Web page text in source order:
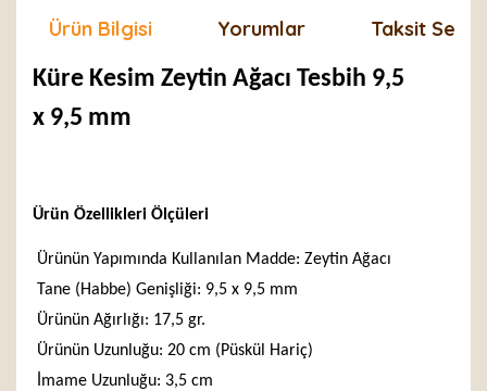
Ürün Bilgisi Yorumlar Taksit
Küre Kesim Zeytin Ağacı Tesbih 9,5
x 9,5 mm
Ürün Özellikleri Ölçüleri
Ürünün Yapımında Kullanılan Madde: Zeytin Ağacı
Tane (Habbe) Genişliği: 9,5 x 9,5 mm
Ürünün Ağırlığı: 17,5 gr.
Ürünün Uzunluğu: 20 cm (Püskül Hariç)
İmame Uzunluğu: 3,5 cm